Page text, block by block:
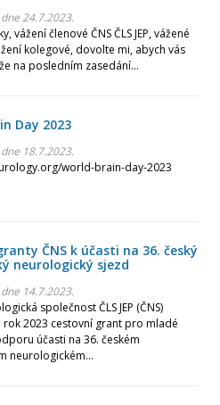
24.7.2023.
vážení členové ČNS ČLS JEP, vážené
kolegové, dovolte mi, abych vás
na posledním zasedání...
Day 2023
18.7.2023.
world-brain-day-2023
ČNS k účasti na 36. český
neurologický sjezd
14.7.2023.
společnost ČLS JEP (ČNS)
2023 cestovní grant pro mladé
účasti na 36. českém
neurologickém...